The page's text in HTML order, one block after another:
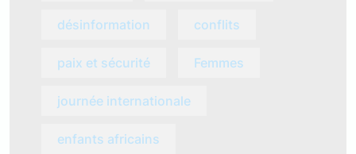
désinformation conflits
paix et sécurité Femmes
journée internationale
enfants africains